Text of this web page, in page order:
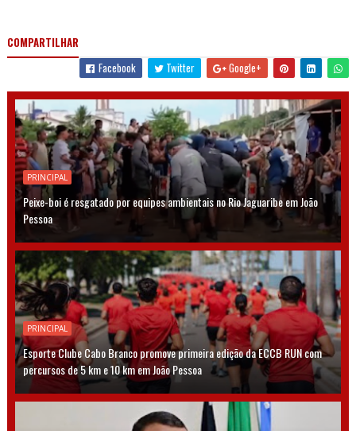
COMPARTILHAR
Facebook
Twitter Google+
PRINCIPAL
Peixe-boi é resgatado por equipes ambientais no Rio Jaguaribe em João
Pessoa
PRINCIPAL
Esporte Clube Cabo Branco promove primeira edição da ECCB RUN com
percursos de 5 km e 10 km em João Pessoa